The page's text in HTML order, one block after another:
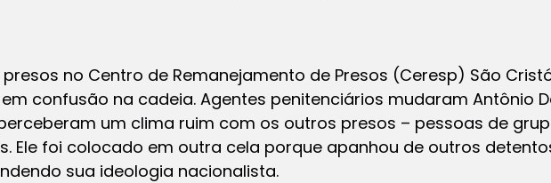
no Centro de Remanejamento de Presos (Ceresp) São
confusão na cadeia. Agentes penitenciários mudaram Antônio
um clima ruim com os outros presos – pessoas de
Ele foi colocado em outra cela porque apanhou de outros
sua ideologia nacionalista.